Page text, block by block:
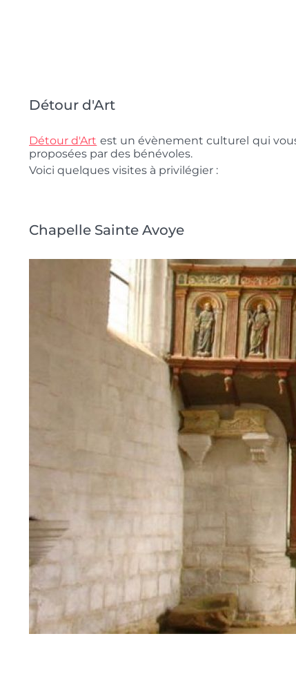
Détour d'Art
Détour d'Art est un évènement culturel qui
proposées par des bénévoles.
Voici quelques visites à privilégier :
Chapelle Sainte Avoye